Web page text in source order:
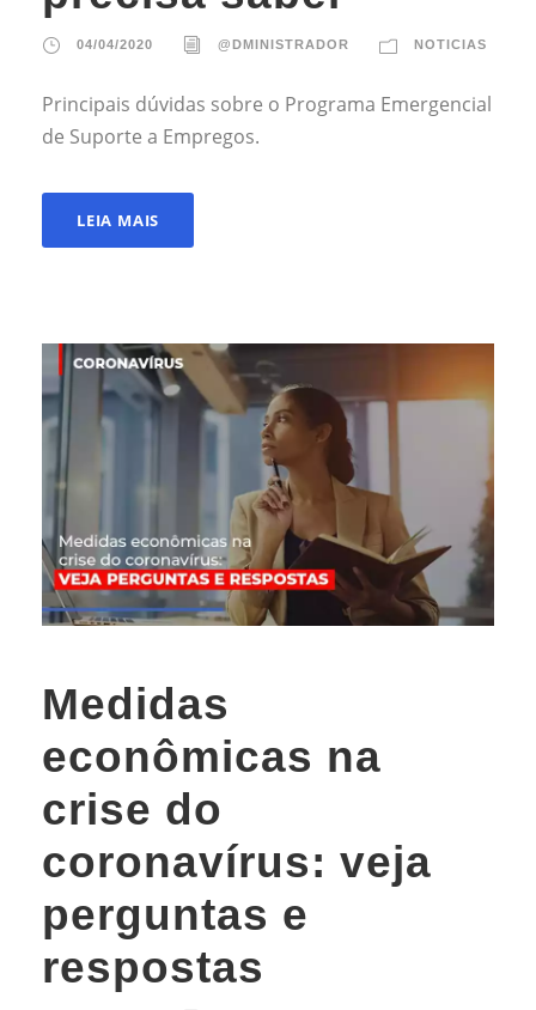
04/04/2020 @DMINISTRADOR NOTICIAS
Principais dúvidas sobre o Programa Emergencial
de Suporte a Empregos.
LEIA MAIS
Medidas
econômicas na
crise do
coronavírus: veja
perguntas e
respostas